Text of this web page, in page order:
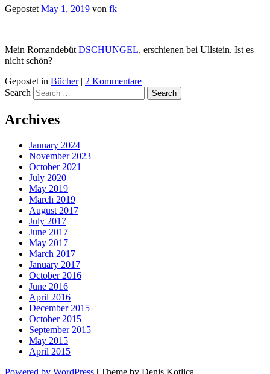
Gepostet May 1, 2019 von fk
Mein Romandebüt DSCHUNGEL, erschienen bei Ullstein. Ist es
nicht schön?
Gepostet in Bücher | 2 Kommentare
Search
Archives
January 2024
November 2023
October 2021
July 2020
May 2019
March 2019
August 2017
July 2017
June 2017
May 2017
March 2017
January 2017
October 2016
June 2016
April 2016
December 2015
October 2015
September 2015
May 2015
April 2015
Powered by WordPress | Theme by Denis Kotlica